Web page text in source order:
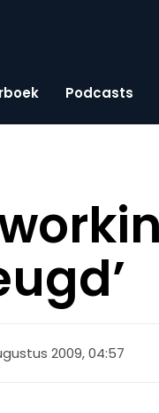
Podcasts
2009, 04:57